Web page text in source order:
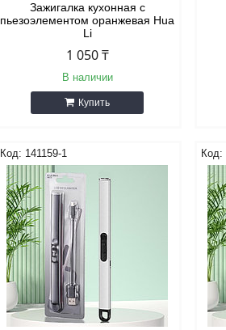
Зажигалка кухонная с
пьезоэлементом оранжевая Hua
Li
1 050 ₸
В наличии
Купить
141159-1